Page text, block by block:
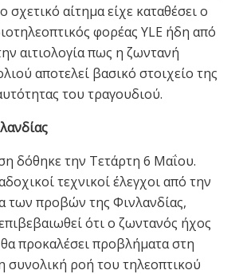
αίτημα είχε καταθέσει ο
φορέας YLE ήδη από
αιτιολογία πως η ζωντανή
αποτελεί βασικό στοιχείο της
του τραγουδιού.
δόθηκε την Τετάρτη 6 Μαΐου.
τεχνικοί έλεγχοι από την
των προβών της Φινλανδίας,
ότι ο ζωντανός ήχος
προκαλέσει προβλήματα στη
συνολική ροή του τηλεοπτικού